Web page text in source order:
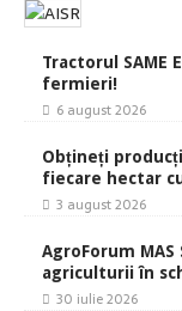
Tractorul SAME
fermieri!
6 august 2026
Obțineți
fiecare hectar
3 august 2026
AgroForum
agriculturii în
30 iulie 2026